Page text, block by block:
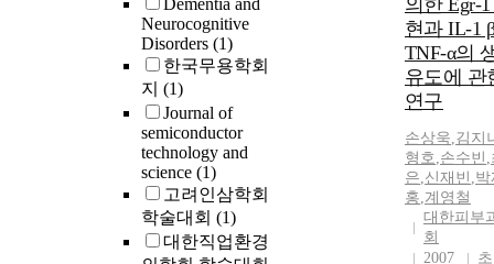
Dementia and
Neurocognitive
Disorders (1)
한국무용학회
지 (1)
Journal of
semiconductor
technology and
science (1)
고려인삼학회
학술대회 (1)
대한직업환경
의한 Egr-
현과 IL-1
TNF-α의
유도에 관
연구
손상욱,김지
형호,손수빈 ,
은,신재빈 ,박
홍,계영철
대한피부
회
2007